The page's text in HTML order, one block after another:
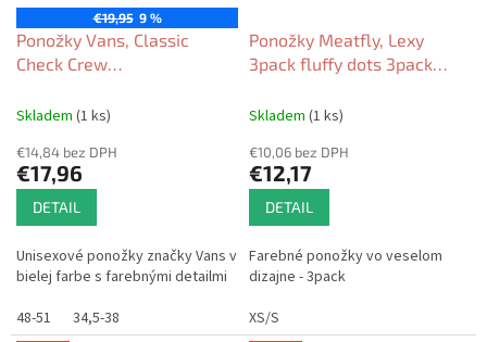
€19,95 9 %
Ponožky Vans, Classic
Check Crew
White 2025/26
Skladem (1 ks)
€14,84 bez DPH
€17,96
DETAIL
Unisexové ponožky značky Vans v
bielej farbe s farebnými detailmi
48-51
34,5-38
Ponožky Meatfly, Lexy
3pack fluffy dots 3pack
Skladem (1 ks)
€10,06 bez DPH
€12,17
DETAIL
Farebné ponožky vo veselom
dizajne - 3pack
XS/S